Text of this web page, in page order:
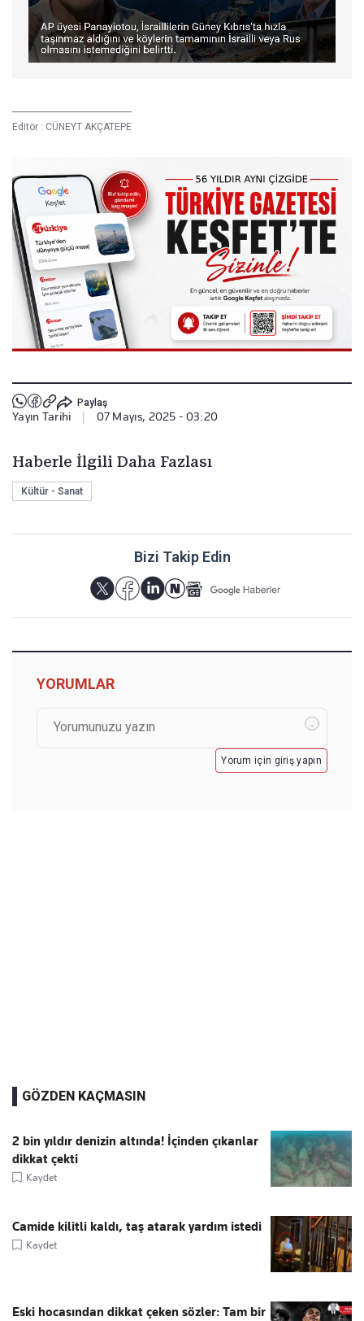
Editör : CÜNEYT AKÇATEPE
Paylaş
Yayın Tarihi 07 Mayıs, 2025 - 03:20
Haberle İlgili Daha Fazlası
Kültür - Sanat
Bizi Takip Edin
YORUMLAR
Yorum için giriş yapın
GÖZDEN KAÇMASIN
2 bin yıldır denizin altında! İçinden çıkanlar
dikkat çekti
Kaydet
Camide kilitli kaldı, taş atarak yardım istedi
Kaydet
Eski hocasından dikkat çeken sözler: Tam bir